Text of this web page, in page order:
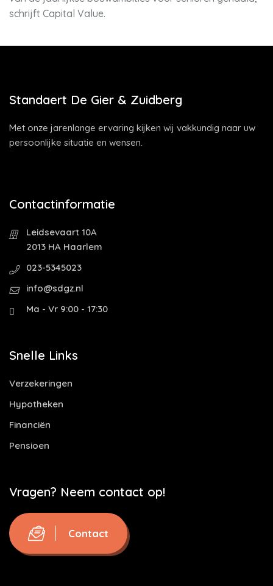
schrijft Capital Value.
Standaert De Gier & Zuidberg
Met onze jarenlange ervaring kijken wij vakkundig naar uw
persoonlijke situatie en wensen.
Contactinformatie
Leidsevaart 10A
2013 HA Haarlem
023-5345023
info@sdgz.nl
Ma - Vr 9:00 - 17:30
Snelle Links
Verzekeringen
Hypotheken
Financiën
Pensioen
Vragen? Neem contact op!
Contact